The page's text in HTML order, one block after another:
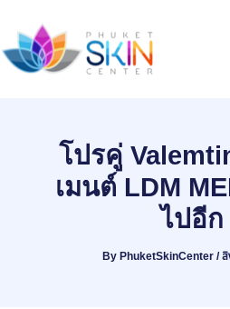
content
โปรคู่
เมนต์ LDM
ไปอีก
By PhuketSkinCenter /สิ